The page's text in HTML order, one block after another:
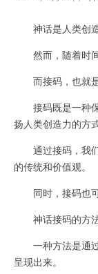
神话是人类创造
然而，随着时间
而接码，也就是
接码既是一种保
扬人类创造力的方式
通过接码，我们
的传统和价值观。
同时，接码也可
神话接码的方法
一种方法是通过
呈现出来。